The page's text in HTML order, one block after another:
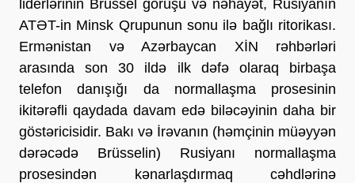
liderlərinin Brüssel görüşü və nəhayət, Rusiyanın
ATƏT-in Minsk Qrupunun sonu ilə bağlı ritorikası.
Ermənistan və Azərbaycan XİN rəhbərləri
arasında son 30 ildə ilk dəfə olaraq birbaşa
telefon danışığı da normallaşma prosesinin
ikitərəfli qaydada davam edə biləcəyinin daha bir
göstəricisidir. Bakı və İrəvanın (həmçinin müəyyən
dərəcədə Brüsselin) Rusiyanı normallaşma
prosesindən kənarlaşdırmaq cəhdlərinə